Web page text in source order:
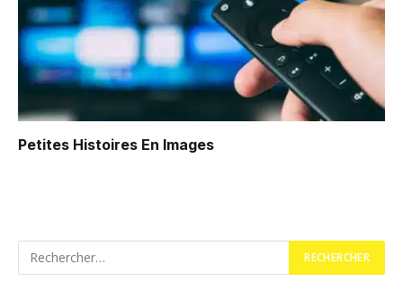
Petites Histoires En Images